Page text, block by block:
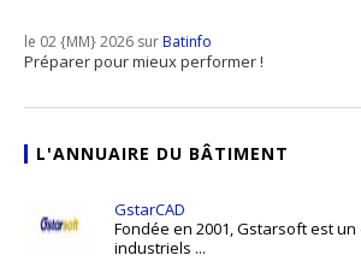
le 02 {MM} 2026 surBatinfo
Préparer pour mieux performer !
L'ANNUAIRE DU BÂTIMENT
GstarCAD
Fondée en 2001, Gstarsoft est
industriels ...